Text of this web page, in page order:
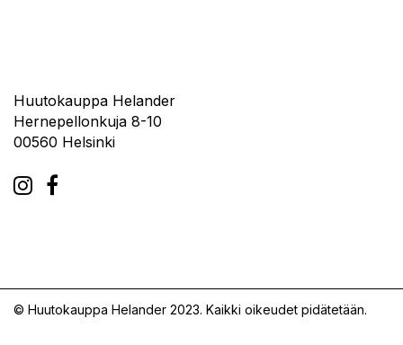
Huutokauppa Helander
Hernepellonkuja 8-10
00560 Helsinki
© Huutokauppa Helander 2023. Kaikki oikeudet pidätetään.